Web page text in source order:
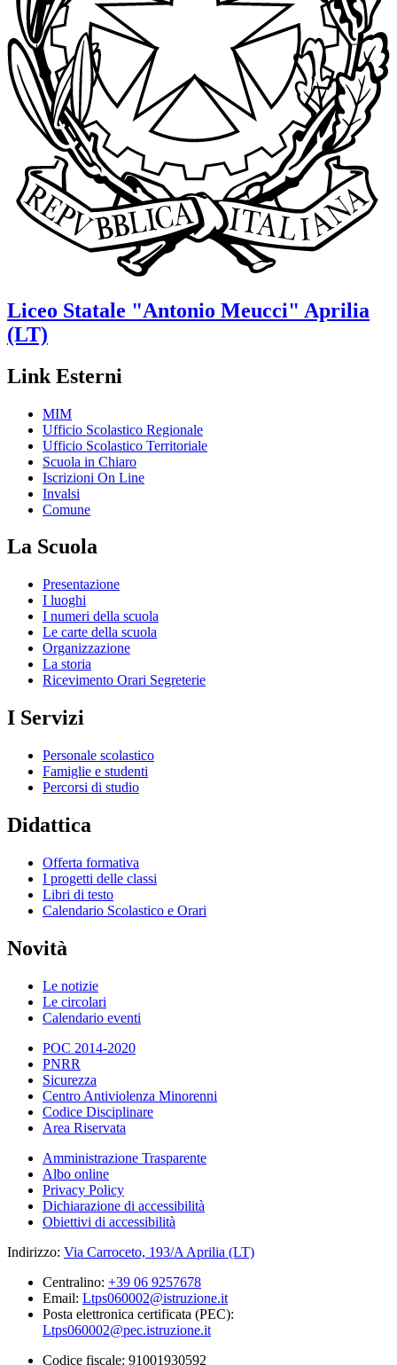
Liceo Statale "Antonio Meucci" Aprilia
(LT)
Link Esterni
MIM
Ufficio Scolastico Regionale
Ufficio Scolastico Territoriale
Scuola in Chiaro
Iscrizioni On Line
Invalsi
Comune
La Scuola
Presentazione
I luoghi
I numeri della scuola
Le carte della scuola
Organizzazione
La storia
Ricevimento Orari Segreterie
I Servizi
Personale scolastico
Famiglie e studenti
Percorsi di studio
Didattica
Offerta formativa
I progetti delle classi
Libri di testo
Calendario Scolastico e Orari
Novità
Le notizie
Le circolari
Calendario eventi
POC 2014-2020
PNRR
Sicurezza
Centro Antiviolenza Minorenni
Codice Disciplinare
Area Riservata
Amministrazione Trasparente
Albo online
Privacy Policy
Dichiarazione di accessibilità
Obiettivi di accessibilità
Indirizzo: Via Carroceto, 193/A Aprilia (LT)
Centralino: +39 06 9257678
Email: Ltps060002@istruzione.it
Posta elettronica certificata (PEC):
Ltps060002@pec.istruzione.it
Codice fiscale: 91001930592